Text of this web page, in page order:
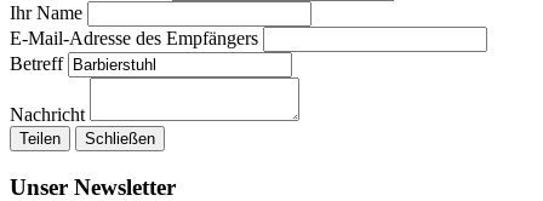
Ihr Name
E-Mail-Adresse des Empfängers
Betreff
Nachricht
Teilen Schließen
Unser Newsletter